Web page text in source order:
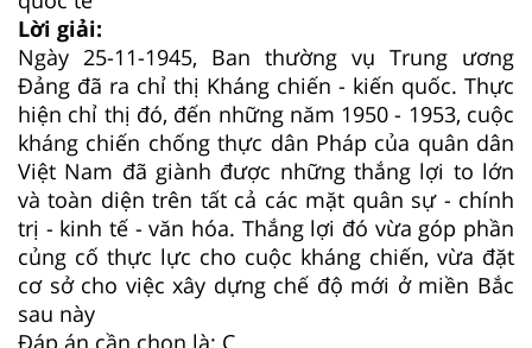
Lời giải:
Ngày 25-11-1945, Ban thường vụ Trung ương
Đảng đã ra chỉ thị Kháng chiến - kiến quốc. Thực
hiện chỉ thị đó, đến những năm 1950 - 1953, cuộc
kháng chiến chống thực dân Pháp của quân dân
Việt Nam đã giành được những thắng lợi to lớn
và toàn diện trên tất cả các mặt quân sự - chính
trị - kinh tế - văn hóa. Thắng lợi đó vừa góp phần
củng cố thực lực cho cuộc kháng chiến, vừa đặt
cơ sở cho việc xây dựng chế độ mới ở miền Bắc
sau này
Đáp án cần chọn là: C